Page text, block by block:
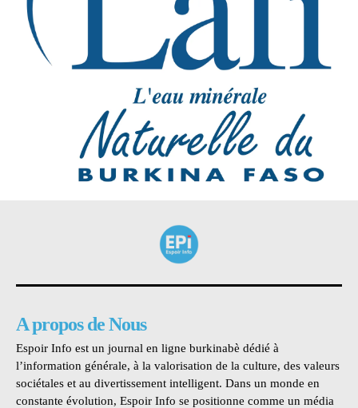
A propos de Nous
Espoir Info est un journal en ligne burkinabè dédié à
l’information générale, à la valorisation de la culture, des valeurs
sociétales et au divertissement intelligent. Dans un monde en
constante évolution, Espoir Info se positionne comme un média